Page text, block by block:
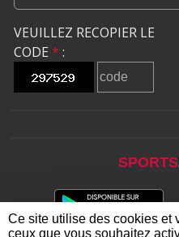
VEUILLEZ RECOPIER LE
CODE * :
SPORTS
Ce site utilise des cookies et
ceux que vous souhaitez